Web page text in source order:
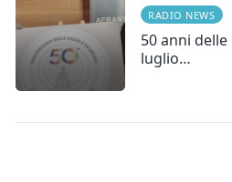
RADIO NEWS
50 anni
luglio…